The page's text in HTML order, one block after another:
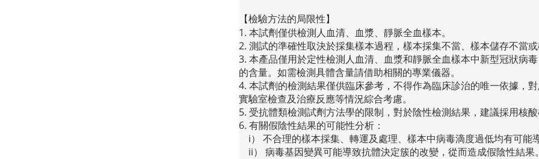
【檢驗方法的局限性】
1. 本試劑僅供檢測人血清、血漿、靜脈全血樣本。
2. 測試的準確性取決於採集樣本過程，樣本採集不當、樣本儲存不當
3. 本產品僅用於定性檢測人血清、血漿和靜脈全血樣本中新型冠狀病
的含量。如需檢測具體含量請借助相關的專業儀器。
4. 本試劑的檢測結果僅供臨床參考，不得作為臨床診治的唯一依據，
實驗室檢查及治療反應等情況綜合考慮。
5. 受抗體類檢測試劑方法學的限制，對於陰性檢測結果，建議採用核
6. 有關假陰性結果的可能性分析：
i）
不合理的樣本採集、轉運及處理、樣本中病毒滴度過低均有可能
ii）
病毒基因變異可能導致抗體決定簇的改變，從而造成假陰性結果